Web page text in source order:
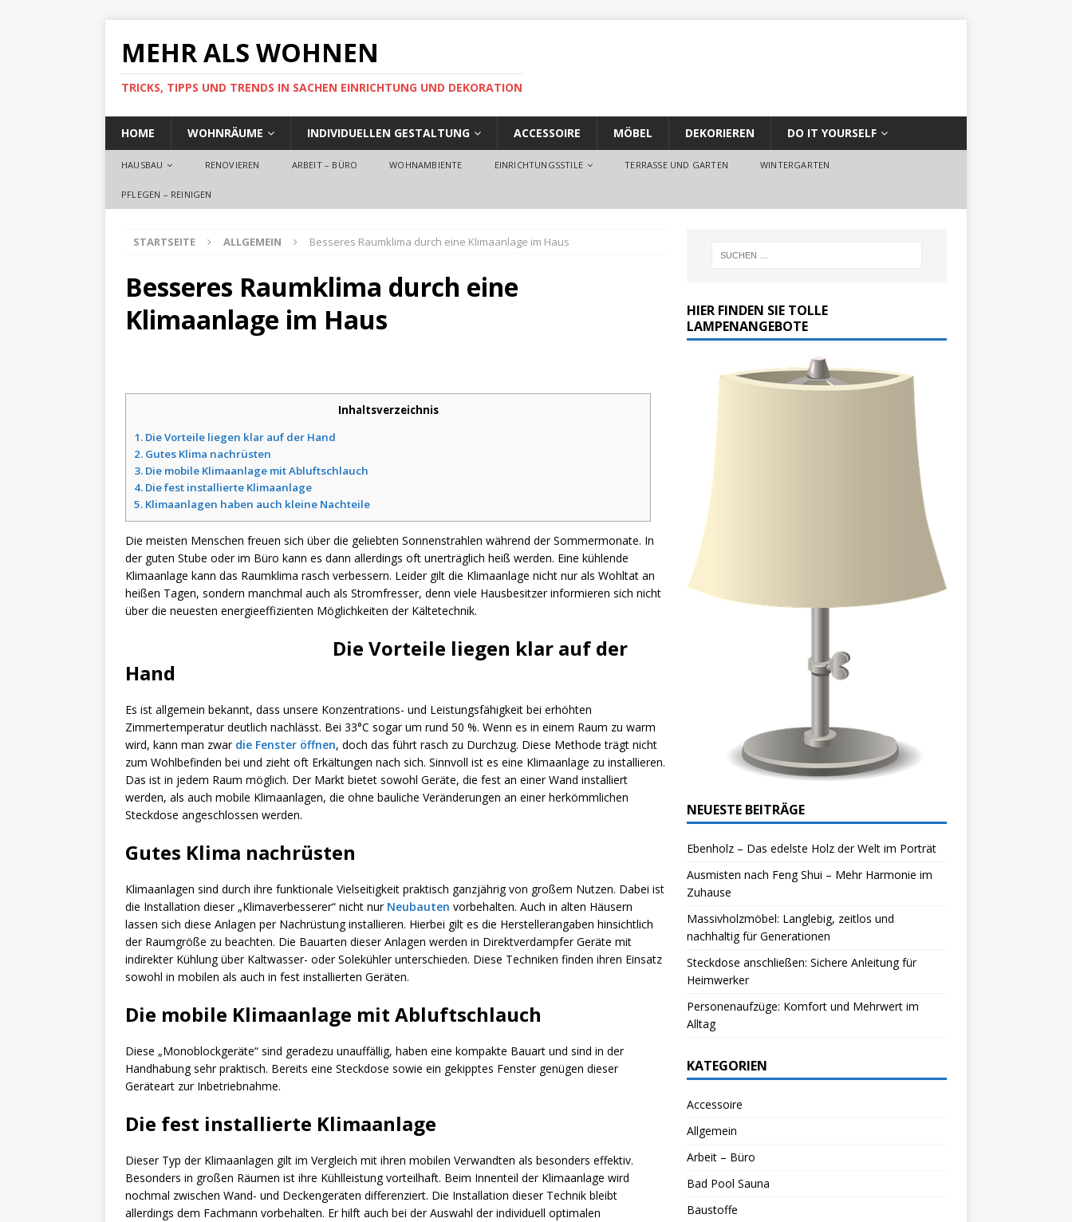
MEHR ALS WOHNEN
TRICKS, TIPPS UND TRENDS IN SACHEN EINRICHTUNG UND DEKORATION
HOME WOHNRÄUME INDIVIDUELLEN GESTALTUNG ACCESSOIRE MÖBEL DEKORIEREN DO IT YOURSELF
HAUSBAU RENOVIEREN ARBEIT – BÜRO WOHNAMBIENTE EINRICHTUNGSSTILE TERRASSE UND GARTEN WINTERGARTEN
PFLEGEN – REINIGEN
STARTSEITE ALLGEMEIN Besseres Raumklima durch eine Klimaanlage im Haus
Besseres Raumklima durch eine
Klimaanlage im Haus
Inhaltsverzeichnis
1. Die Vorteile liegen klar auf der Hand
2. Gutes Klima nachrüsten
3. Die mobile Klimaanlage mit Abluftschlauch
4. Die fest installierte Klimaanlage
5. Klimaanlagen haben auch kleine Nachteile
Die meisten Menschen freuen sich über die geliebten Sonnenstrahlen während der Sommermonate. In
der guten Stube oder im Büro kann es dann allerdings oft unerträglich heiß werden. Eine kühlende
Klimaanlage kann das Raumklima rasch verbessern. Leider gilt die Klimaanlage nicht nur als Wohltat an
heißen Tagen, sondern manchmal auch als Stromfresser, denn viele Hausbesitzer informieren sich nicht
über die neuesten energieeffizienten Möglichkeiten der Kältetechnik.
Die Vorteile liegen klar auf der
Hand
Es ist allgemein bekannt, dass unsere Konzentrations- und Leistungsfähigkeit bei erhöhten
Zimmertemperatur deutlich nachlässt. Bei 33°C sogar um rund 50 %. Wenn es in einem Raum zu warm
wird, kann man zwar die Fenster öffnen, doch das führt rasch zu Durchzug. Diese Methode trägt nicht
zum Wohlbefinden bei und zieht oft Erkältungen nach sich. Sinnvoll ist es eine Klimaanlage zu installieren.
Das ist in jedem Raum möglich. Der Markt bietet sowohl Geräte, die fest an einer Wand installiert
werden, als auch mobile Klimaanlagen, die ohne bauliche Veränderungen an einer herkömmlichen
Steckdose angeschlossen werden.
Gutes Klima nachrüsten
Klimaanlagen sind durch ihre funktionale Vielseitigkeit praktisch ganzjährig von großem Nutzen. Dabei ist
die Installation dieser „Klimaverbesserer“ nicht nur Neubauten vorbehalten. Auch in alten Häusern
lassen sich diese Anlagen per Nachrüstung installieren. Hierbei gilt es die Herstellerangaben hinsichtlich
der Raumgröße zu beachten. Die Bauarten dieser Anlagen werden in Direktverdampfer Geräte mit
indirekter Kühlung über Kaltwasser- oder Solekühler unterschieden. Diese Techniken finden ihren Einsatz
sowohl in mobilen als auch in fest installierten Geräten.
Die mobile Klimaanlage mit Abluftschlauch
Diese „Monoblockgeräte“ sind geradezu unauffällig, haben eine kompakte Bauart und sind in der
Handhabung sehr praktisch. Bereits eine Steckdose sowie ein gekipptes Fenster genügen dieser
Geräteart zur Inbetriebnahme.
Die fest installierte Klimaanlage
Dieser Typ der Klimaanlagen gilt im Vergleich mit ihren mobilen Verwandten als besonders effektiv.
Besonders in großen Räumen ist ihre Kühlleistung vorteilhaft. Beim Innenteil der Klimaanlage wird
nochmal zwischen Wand- und Deckengeräten differenziert. Die Installation dieser Technik bleibt
allerdings dem Fachmann vorbehalten. Er hilft auch bei der Auswahl der individuell optimalen
HIER FINDEN SIE TOLLE
LAMPENANGEBOTE
NEUESTE BEITRÄGE
Ebenholz – Das edelste Holz der Welt im Porträt
Ausmisten nach Feng Shui – Mehr Harmonie im
Zuhause
Massivholzmöbel: Langlebig, zeitlos und
nachhaltig für Generationen
Steckdose anschließen: Sichere Anleitung für
Heimwerker
Personenaufzüge: Komfort und Mehrwert im
Alltag
KATEGORIEN
Accessoire
Allgemein
Arbeit – Büro
Bad Pool Sauna
Baustoffe